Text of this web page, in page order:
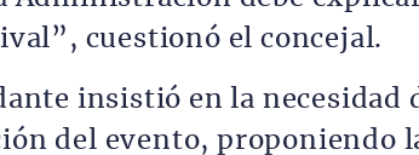
cuestionó el concejal.
insistió en la necesidad
del evento, proponiendo